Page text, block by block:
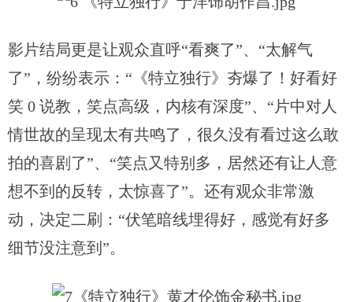
影片结局更是让观众直呼“看爽了”、“太解气
了”，纷纷表示：“《特立独行》夯爆了！好看好
笑 0 说教，笑点高级，内核有深度”、“片中对人
情世故的呈现太有共鸣了，很久没有看过这么敢
拍的喜剧了”、“笑点又特别多，居然还有让人意
想不到的反转，太惊喜了”。还有观众非常激
动，决定二刷：“伏笔暗线埋得好，感觉有好多
细节没注意到”。